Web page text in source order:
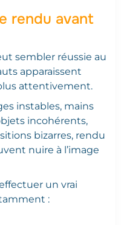
rendu avant
sembler réussie au
apparaissent
attentivement.
instables, mains
incohérents,
bizarres, rendu
nuire à l’image
un vrai
: